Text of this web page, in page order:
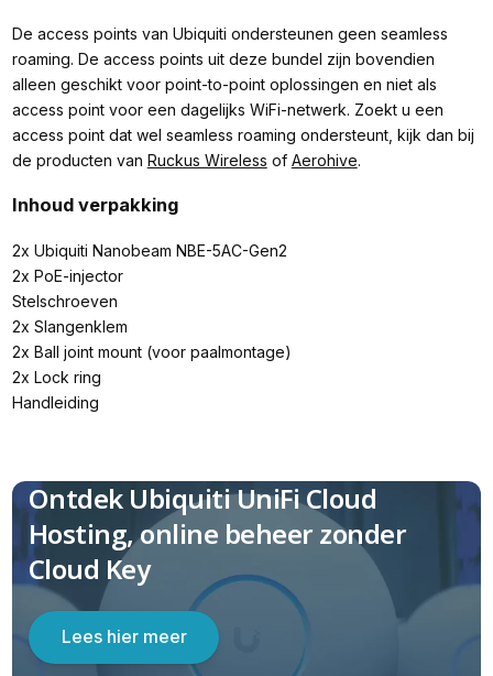
De access points van Ubiquiti ondersteunen geen seamless
roaming. De access points uit deze bundel zijn bovendien
alleen geschikt voor point-to-point oplossingen en niet als
access point voor een dagelijks WiFi-netwerk. Zoekt u een
access point dat wel seamless roaming ondersteunt, kijk dan bij
de producten van Ruckus Wireless of Aerohive.
Inhoud verpakking
2x Ubiquiti Nanobeam NBE-5AC-Gen2
2x PoE-injector
Stelschroeven
2x Slangenklem
2x Ball joint mount (voor paalmontage)
2x Lock ring
Handleiding
Ontdek Ubiquiti UniFi Cloud
Hosting, online beheer zonder
Cloud Key
Lees hier meer